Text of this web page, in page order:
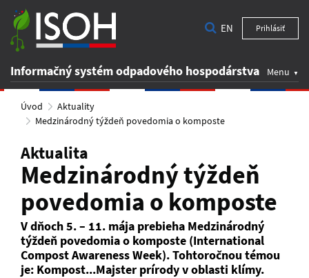
Informačný systém odpadového hospodárstva Menu
EN Prihlásiť
Úvod
Aktuality
Medzinárodný týždeň povedomia o komposte
Aktualita
Medzinárodný týždeň
povedomia o komposte
V dňoch 5. – 11. mája prebieha Medzinárodný
týždeň povedomia o komposte (International
Compost Awareness Week). Tohtoročnou témou
je: Kompost...Majster prírody v oblasti klímy.